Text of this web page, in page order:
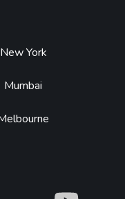
New York
Mumbai
What